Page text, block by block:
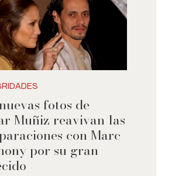
fotos de
Muñiz reavivan las
con Marc
por su gran